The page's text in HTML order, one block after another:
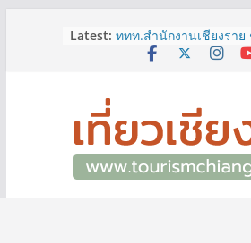
Latest: ททท.สำนักงานเชียงราย
เชียงรายหน้าฝน ให้ชุ่มฉ่
เลขสวย หมวด ขจ เปิด
แล้ววันนี้ เลขเด่น เลขม
ดีมีให้เลือกหลากหลายทั้
3 พิกัด ที่เที่ยวชมงานเท